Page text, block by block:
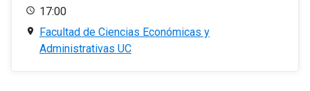
17:00
Facultad de Ciencias Económicas y
Administrativas UC